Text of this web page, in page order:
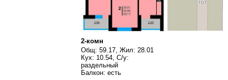
2-комн
Общ: 59.17, Жил: 28.01
Кух: 10.54, С/у:
раздельный
Балкон: есть